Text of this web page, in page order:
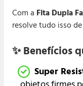
Com a Fita Dupla
resolve tudo isso
✨ Benefícios
Super